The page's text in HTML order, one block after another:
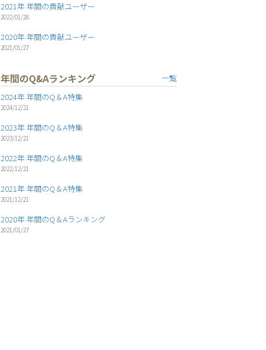
2021年 年間の貢献ユーザー
2022/01/28
2020年 年間の貢献ユーザー
2021/01/27
年間のQ&Aランキング
一覧
2024年 年間のQ＆A特集
2024/12/21
2023年 年間のQ＆A特集
2023/12/21
2022年 年間のQ＆A特集
2022/12/21
2021年 年間のQ＆A特集
2021/12/21
2020年 年間のQ＆Aランキング
2021/01/27